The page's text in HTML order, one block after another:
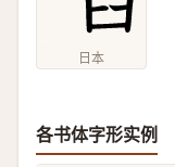
日本
各书体字形实例